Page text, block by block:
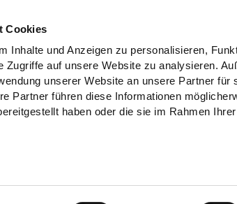
Cookies
Inhalte und Anzeigen zu personalisieren,
Zugriffe auf unsere Website zu analysieren.
unserer Website an unsere Partner für
Partner führen diese Informationen
haben oder die sie im Rahmen